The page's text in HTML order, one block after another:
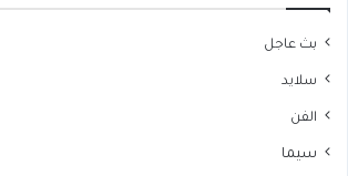
بث عاجل
سلايد
الفن
سيما